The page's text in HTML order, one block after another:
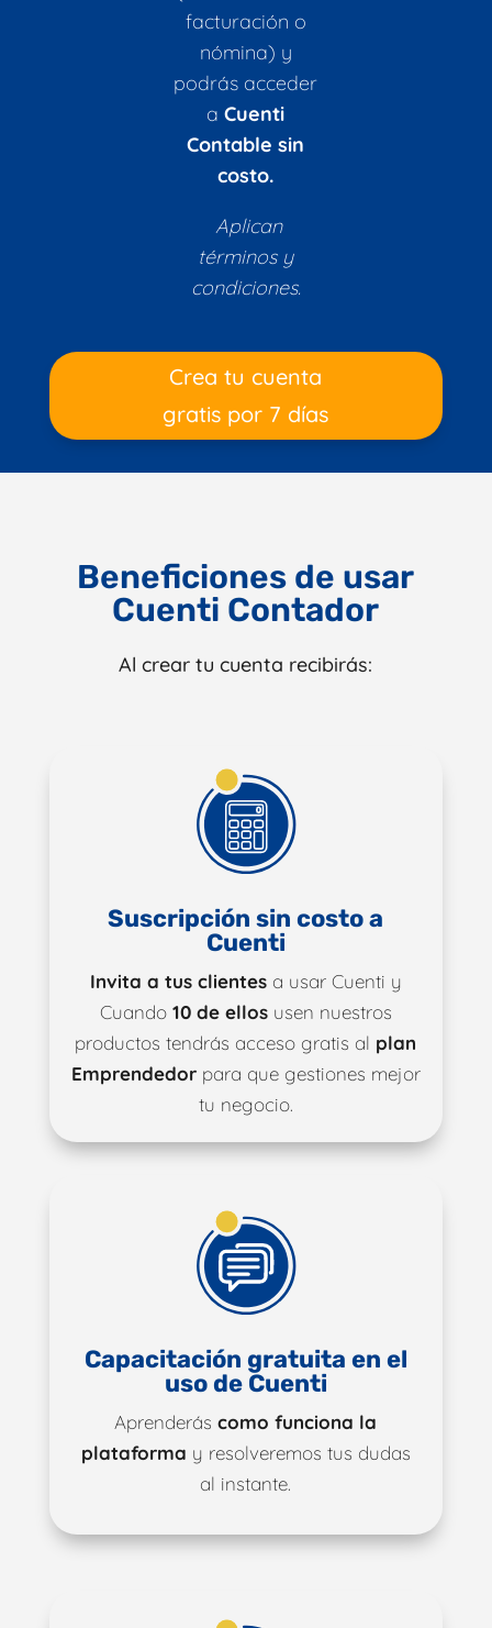
facturación o
nómina) y
podrás acceder
aCuenti
Contable sin
costo.
Aplican
términos y
condiciones.
Crea tu cuenta
gratis por 7 días
Beneficiones de usar
Cuenti Contador
Al crear tu cuenta recibirás:
Suscripción sin costo a
Cuenti
Invita a tus clientesa usar Cuenti y
Cuando 10 de ellosusen nuestros
productos tendrás acceso gratis al plan
Emprendedorpara que gestiones mejor
tu negocio.
Capacitación gratuita en el
uso de Cuenti
Aprenderáscomo funciona la
plataforma y resolveremos tus dudas
al instante.